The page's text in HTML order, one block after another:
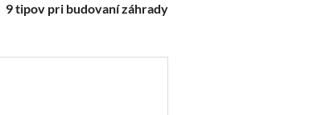
9 tipov pri budovaní záhrady